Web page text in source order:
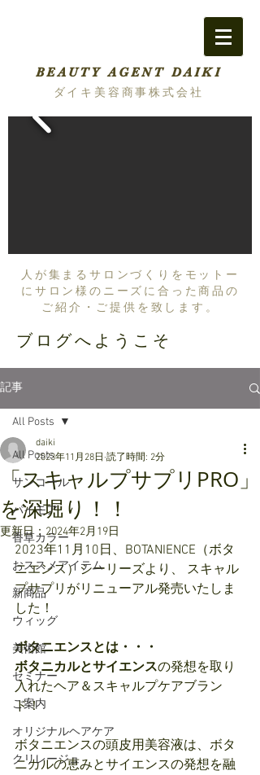
BEAUTY AGENT DAIKI
ダイキ美容商事株式会社
人が集まるサロンづくりをモットー
にサロン様のニーズに合った商品の
ご紹介・ご提供を致します。
ブログへようこそ
記事
All Posts
サンコール
パイモア
香草カラー
おススメアイテム
新商品
ウィッグ
美術館
セミナー
ご案内
オリジナルヘアケア
クリレージュ
All Posts
「スキャルプサプリPRO」
を深堀り！！
daiki
2023年11月28日 読了時間: 2分
更新日： 2024年2月19日
2023年11月10日、BOTANIENCE（ボタ
ニエンス）シーリーズより、 スキャル
プサプリがリニューアル発売いたしま
した！
ボタニエンスとは・・・
ボタニカルとサイエンスの発想を取り
入れたヘア＆スキャルプケアブラン
ド！
ボタニエンスの頭皮用美容液は、ボタ
ニカルの恵みとサイエンスの発想を融